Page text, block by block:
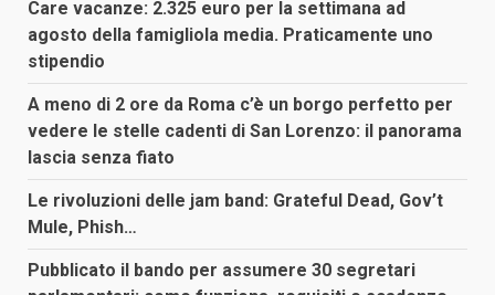
Care vacanze: 2.325 euro per la settimana ad
agosto della famigliola media. Praticamente uno
stipendio
A meno di 2 ore da Roma c’è un borgo perfetto per
vedere le stelle cadenti di San Lorenzo: il panorama
lascia senza fiato
Le rivoluzioni delle jam band: Grateful Dead, Gov’t
Mule, Phish…
Pubblicato il bando per assumere 30 segretari